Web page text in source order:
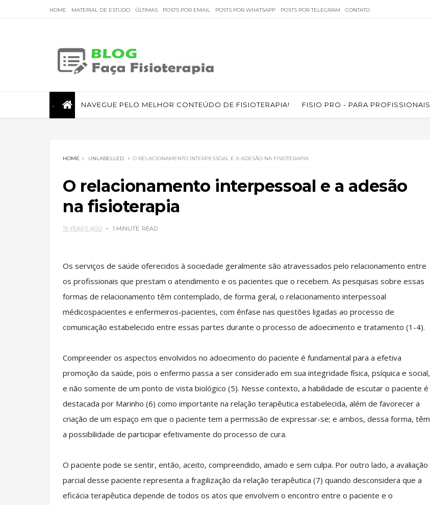
HOME MATERIAL DE ESTUDO ÚLTIMAS POSTS POR EMAIL POSTS POR WHATSAPP POSTS POR TELEGRAM CONTATO
Fisioterapia de qualidade com informações sobre
tratamentos e assuntos relacionados à área.
NAVEGUE PELO MELHOR CONTEÚDO DE FISIOTERAPIA! FISIO PRO - PARA PROFISSIONAIS
HOME UNLABELLED O RELACIONAMENTO INTERPESSOAL E A ADESÃO NA FISIOTERAPIA
O relacionamento interpessoal e a adesão
na fisioterapia
15 YEARS AGO 1 MINUTE READ
Os serviços de saúde oferecidos à sociedade geralmente são atravessados pelo relacionamento entre
os profissionais que prestam o atendimento e os pacientes que o recebem. As pesquisas sobre essas
formas de relacionamento têm contemplado, de forma geral, o relacionamento interpessoal
médicospacientes e enfermeiros-pacientes, com ênfase nas questões ligadas ao processo de
comunicação estabelecido entre essas partes durante o processo de adoecimento e tratamento (1-4).
Compreender os aspectos envolvidos no adoecimento do paciente é fundamental para a efetiva
promoção da saúde, pois o enfermo passa a ser considerado em sua integridade física, psíquica e social,
e não somente de um ponto de vista biológico (5). Nesse contexto, a habilidade de escutar o paciente é
destacada por Marinho (6) como importante na relação terapêutica estabelecida, além de favorecer a
criação de um espaço em que o paciente tem a permissão de expressar-se; e ambos, dessa forma, têm
a possibilidade de participar efetivamente do processo de cura.
O paciente pode se sentir, então, aceito, compreendido, amado e sem culpa. Por outro lado, a avaliação
parcial desse paciente representa a fragilização da relação terapêutica (7) quando desconsidera que a
eficácia terapêutica depende de todos os atos que envolvem o encontro entre o paciente e o